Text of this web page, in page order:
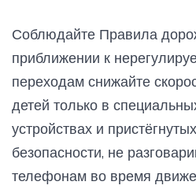
Соблюдайте Правила
приближении к
переходам снижайте
детей только в
устройствах и
безопасности, не
телефонам во время